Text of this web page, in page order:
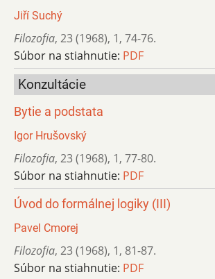
Jiří Suchý
Filozofia, 23 (1968), 1, 74-76.
Súbor na stiahnutie: PDF
Konzultácie
Bytie a podstata
Igor Hrušovský
Filozofia, 23 (1968), 1, 77-80.
Súbor na stiahnutie: PDF
Úvod do formálnej logiky (III)
Pavel Cmorej
Filozofia, 23 (1968), 1, 81-87.
Súbor na stiahnutie: PDF